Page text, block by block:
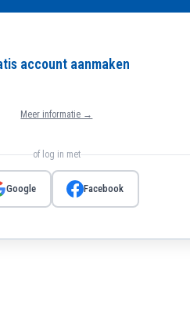
account aanmaken
Meer informatie →
of log in met
Google Facebook